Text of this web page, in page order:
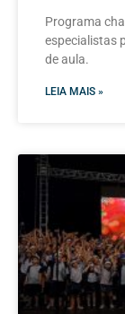
Programa
especialistas
de aula.
LEIA MAIS »